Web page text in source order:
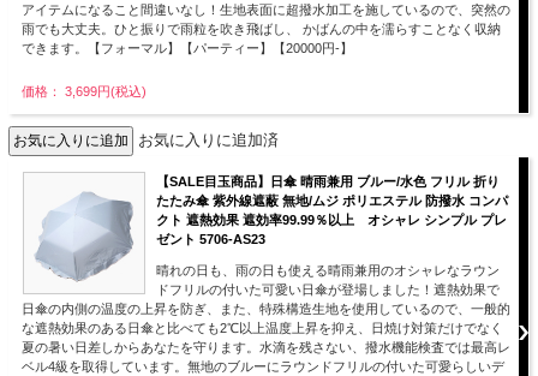
アイテムになること間違いなし！生地表面に超撥水加工を施しているので、突然の
雨でも大丈夫。ひと振りで雨粒を吹き飛ばし、 かばんの中を濡らすことなく収納
できます。【フォーマル】【パーティー】【20000円-】
価格： 3,699円(税込)
お気に入りに追加済
【SALE目玉商品】日傘 晴雨兼用 ブルー/水色 フリル 折り
たたみ傘 紫外線遮蔽 無地/ムジ ポリエステル 防撥水 コンパ
クト 遮熱効果 遮効率99.99％以上 オシャレ シンプル プレ
ゼント 5706-AS23
晴れの日も、雨の日も使える晴雨兼用のオシャレなラウン
ドフリルの付いた可愛い日傘が登場しました！遮熱効果で
日傘の内側の温度の上昇を防ぎ、また、特殊構造生地を使用しているので、一般的
な遮熱効果のある日傘と比べても2℃以上温度上昇を抑え、日焼け対策だけでなく
夏の暑い日差しからあなたを守ります。水滴を残さない、撥水機能検査では最高レ
ベル4級を取得しています。無地のブルーにラウンドフリルの付いた可愛らしいデ